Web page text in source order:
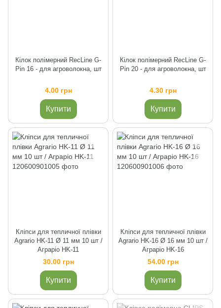
Кілок полімерний RecLine G-
Pin 16 - для агроволокна, шт
4.00 грн
Купити
Кілок полімерний RecLine G-
Pin 20 - для агроволокна, шт
4.30 грн
Купити
Кліпси для тепличної плівки
Agrario HK-11 Ø 11 мм 10 шт /
Аграріо HK-11
30.00 грн
Купити
Кліпси для тепличної плівки
Agrario HK-16 Ø 16 мм 10 шт /
Аграріо HK-16
54.00 грн
Купити